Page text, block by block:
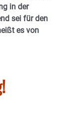
in der
sei für den
es von